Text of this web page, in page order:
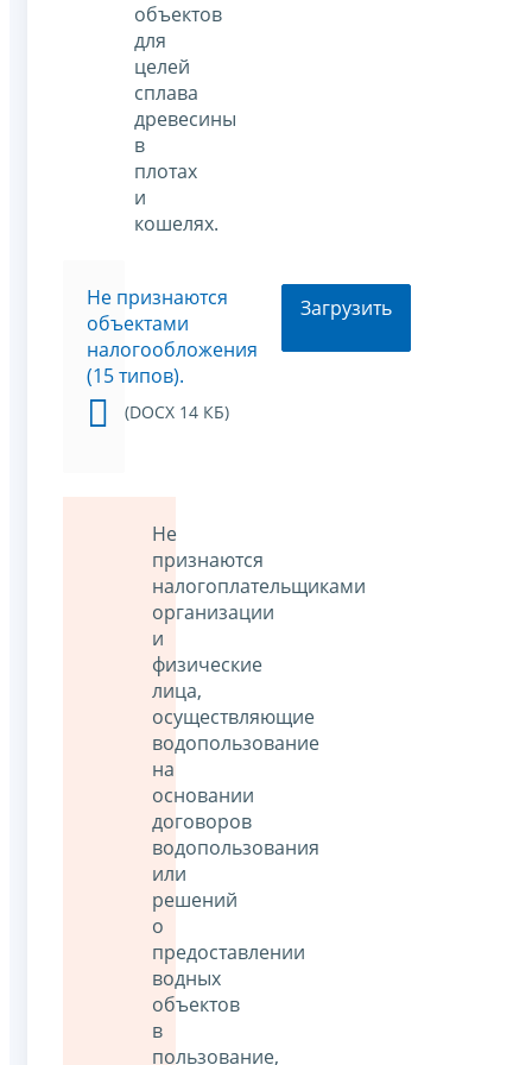
объектов
для
целей
сплава
древесины
в
плотах
и
кошелях.
Не признаются
объектами
налогообложения
(15 типов).
(DOCX 14 КБ)
Загрузить
Не
признаются
налогоплательщиками
организации
и
физические
лица,
осуществляющие
водопользование
на
основании
договоров
водопользования
или
решений
о
предоставлении
водных
объектов
в
пользование,